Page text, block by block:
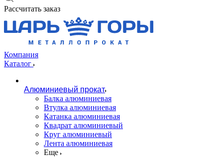
Рассчитать заказ
Компания
Каталог
Алюминиевый прокат
Балка алюминиевая
Втулка алюминиевая
Катанка алюминиевая
Квадрат алюминиевый
Круг алюминиевый
Лента алюминиевая
Еще